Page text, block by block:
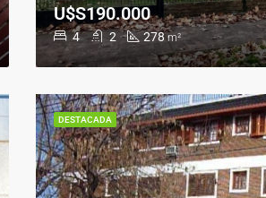
4 2 278 m²
U$S190.000
DESTACADA